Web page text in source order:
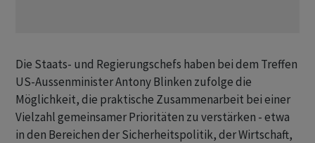
Die Staats- und Regierungschefs haben bei dem Treffen
US-Aussenminister Antony Blinken zufolge die
Möglichkeit, die praktische Zusammenarbeit bei einer
Vielzahl gemeinsamer Prioritäten zu verstärken - etwa
in den Bereichen der Sicherheitspolitik, der Wirtschaft,